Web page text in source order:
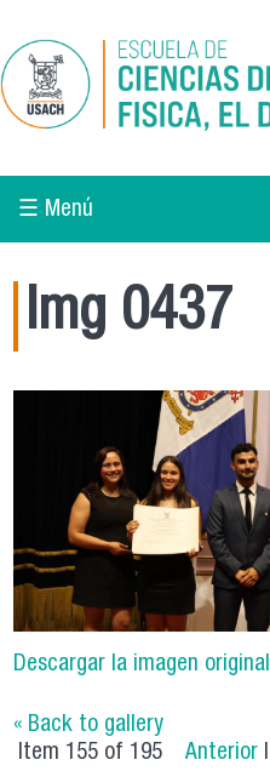
☰ Menú
Img 0437
Descargar la imagen original
« Back to gallery
Item 155 of 195
Anterior